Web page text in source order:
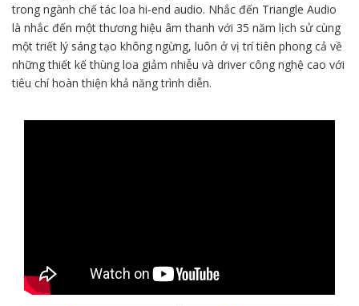
trong ngành chế tác loa hi-end audio. Nhắc đến Triangle Audio
là nhắc đến một thương hiệu âm thanh với 35 năm lịch sử cùng
một triết lý sáng tạo không ngừng, luôn ở vị trí tiên phong cả về
những thiết kế thùng loa giảm nhiễu và driver công nghệ cao với
tiêu chí hoàn thiện khả năng trình diễn.